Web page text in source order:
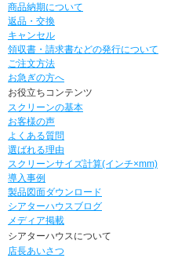
商品納期について
返品・交換
キャンセル
領収書・請求書などの発行について
ご注文方法
お急ぎの方へ
お役立ちコンテンツ
スクリーンの基本
お客様の声
よくある質問
選ばれる理由
スクリーンサイズ計算(インチ×mm)
導入事例
製品図面ダウンロード
シアターハウスブログ
メディア掲載
シアターハウスについて
店長あいさつ